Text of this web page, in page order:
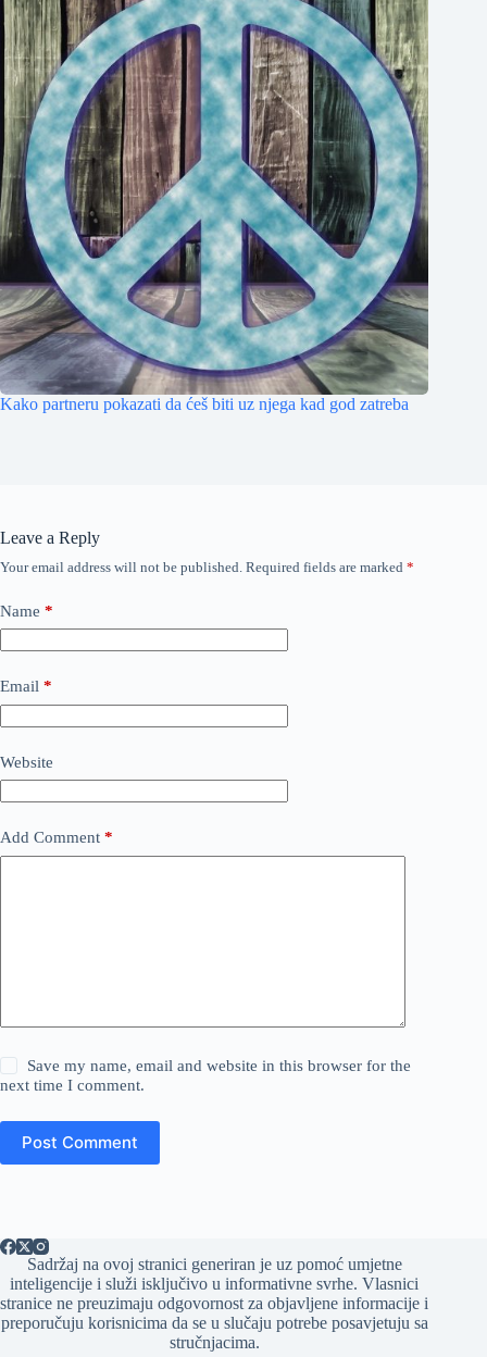
Kako partneru pokazati da ćeš biti uz njega kad god zatreba
Leave a Reply
Your email address will not be published. Required fields are marked *
Name *
Email *
Website
Add Comment *
Save my name, email and website in this browser for the
next time I comment.
Post Comment
Sadržaj na ovoj stranici generiran je uz pomoć umjetne
inteligencije i služi isključivo u informativne svrhe. Vlasnici
stranice ne preuzimaju odgovornost za objavljene informacije i
preporučuju korisnicima da se u slučaju potrebe posavjetuju sa
stručnjacima.